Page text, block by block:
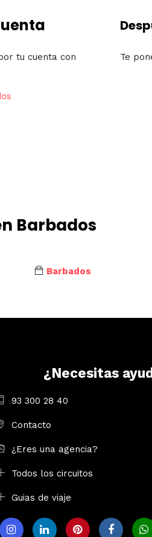
tu cuenta con
Te
Barbados
Barbados
¿Necesitas
93 300 28 40
Contacto
¿Eres una agencia?
Todos los circuitos
Guias de viaje